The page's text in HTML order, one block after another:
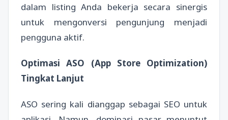
dalam listing Anda bekerja secara sinergis
untuk mengonversi pengunjung menjadi
pengguna aktif.
Optimasi ASO (App Store Optimization)
Tingkat Lanjut
ASO sering kali dianggap sebagai SEO untuk